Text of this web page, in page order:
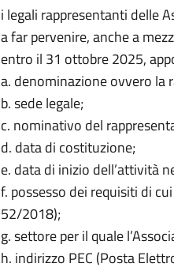
i legali rappresentanti delle
a far pervenire, anche a
entro il 31 ottobre 2025,
a. denominazione ovvero la
b. sede legale;
c. nominativo del
d. data di costituzione;
e. data di inizio dell’attività
f. possesso dei requisiti di
52/2018);
g. settore per il quale
h. indirizzo PEC (Posta